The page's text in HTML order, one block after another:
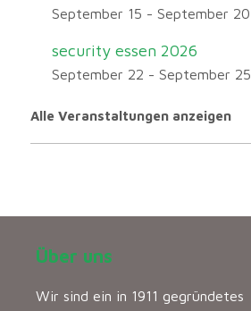
September 15 - September 20
security essen 2026
September 22 - September 25
Alle Veranstaltungen anzeigen
Über uns
Wir sind ein in 1911 gegründetes